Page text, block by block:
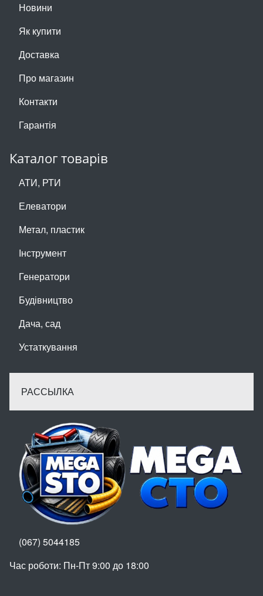
Новини
Як купити
Доставка
Про магазин
Контакти
Гарантія
Каталог товарів
АТИ, РТИ
Елеватори
Метал, пластик
Інструмент
Генератори
Будівництво
Дача, сад
Устаткування
РАССЫЛКА
(067) 5044185
Час роботи: Пн-Пт 9:00 до 18:00